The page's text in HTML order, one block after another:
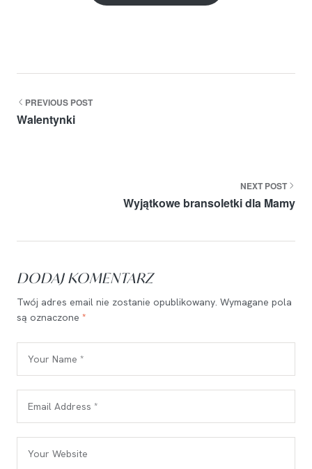
PREVIOUS POST
Walentynki
NEXT POST
Wyjątkowe bransoletki dla Mamy
DODAJ KOMENTARZ
Twój adres email nie zostanie opublikowany. Wymagane pola
są oznaczone *